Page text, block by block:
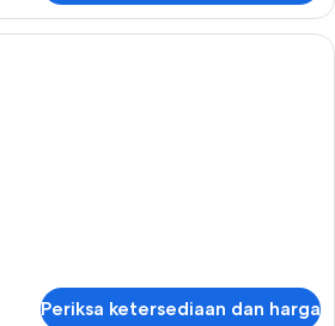
Smart TV 50-inci dengan saluran TV
Periksa ketersediaan dan harga